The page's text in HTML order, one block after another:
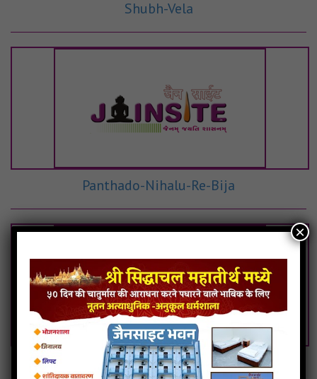
Shubh-Vela
Panthado-Nihalu-Re-Bija
Panthado-nihalu-re
×